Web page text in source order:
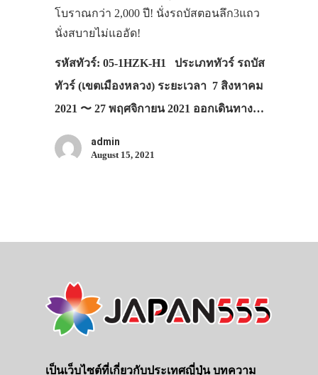
โบราณกว่า 2,000 ปี! นั่งรถบัสตอนลึก3แถว
นั่งสบายไม่แออัด!
รหัสทัวร์: 05-1HZK-H1 ประเภททัวร์ รถบัส
ทัวร์ (เขตเมืองหลวง) ระยะเวลา 7 สิงหาคม
2021 〜 27 พฤศจิกายน 2021 ออกเดินทาง…
admin
August 15, 2021
เป็นเว็บไซต์ที่เกี่ยวกับประเทศญี่ปุ่น บทความ
เที่ยวญี่ปุ่นด้ว